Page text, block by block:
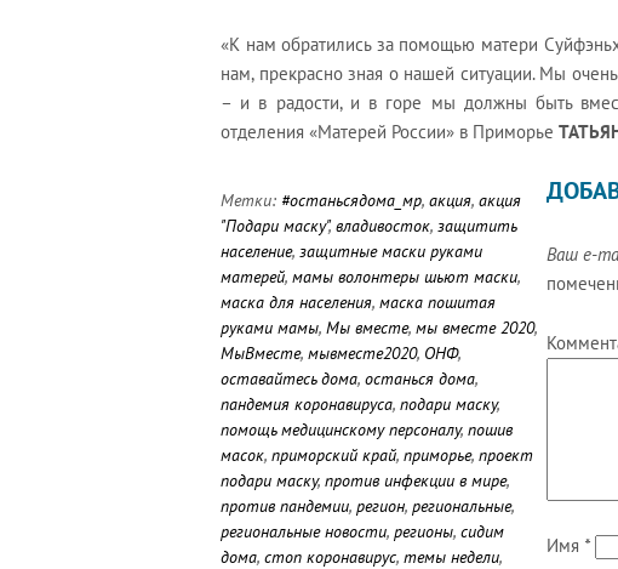
«К нам обратились за помощью матери
нам, прекрасно зная о нашей ситуации. Мы
– и в радости, и в горе мы должны быть
отделения «Матерей России» в Приморье
Метки: #останьсядома_мр, акция, акция
"Подари маску",владивосток, защитить
население, защитные маски руками
матерей, мамы волонтеры шьют маски,
маска для населения, маска пошитая
руками мамы, Мы вместе, мы вместе 2020,
МыВместе, мывместе2020, ОНФ,
оставайтесь дома, останься дома,
пандемия коронавируса, подари маску,
помощь медицинскому персоналу, пошив
масок, приморский край, приморье, проект
подари маску, против инфекции в мире,
против пандемии, регион, региональные,
региональные новости, регионы, сидим
дома, стоп коронавирус, темы недели,
Ваш e-
Имя *